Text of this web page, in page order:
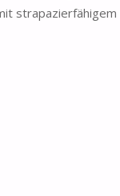
strapazierfähigem